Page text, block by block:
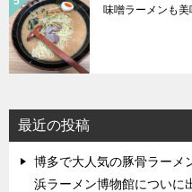
味噌ラーメンも美
最近の投稿
博多で大人気の豚骨ラーメ
浜ラーメン博物館についに